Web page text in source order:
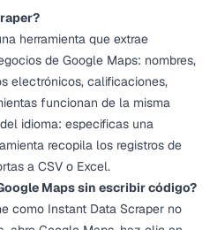
herramienta que extrae
de Google Maps: nombres,
electrónicos, calificaciones,
funcionan de la misma
idioma: especificas una
recopila los registros de
a CSV o Excel.
Maps sin escribir código?
como Instant Data Scraper no